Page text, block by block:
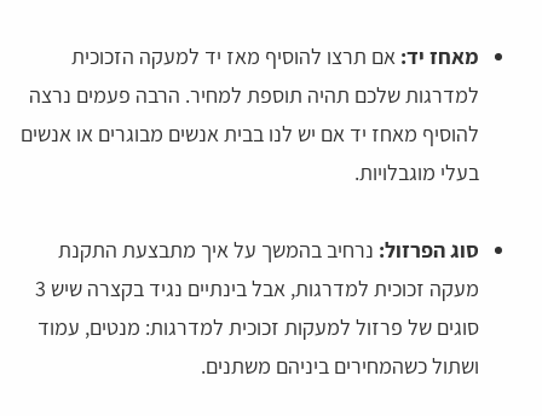
מאחז יד: אם תרצו להוסיף מאז יד למעקה הזכוכית
למדרגות שלכם תהיה תוספת למחיר. הרבה פעמים נרצה
להוסיף מאחז יד אם יש לנו בבית אנשים מבוגרים או אנשים
בעלי מוגבלויות.
סוג הפרזול: נרחיב בהמשך על איך מתבצעת התקנת
מעקה זכוכית למדרגות, אבל בינתיים נגיד בקצרה שיש 3
סוגים של פרזול למעקות זכוכית למדרגות: מנטים, עמוד
ושתול כשהמחירים ביניהם משתנים.